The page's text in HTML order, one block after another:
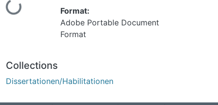
Format:
Adobe Portable Document
Format
Collections
Dissertationen/Habilitationen